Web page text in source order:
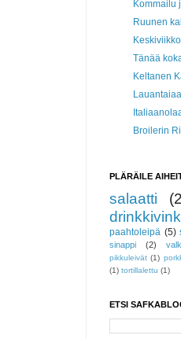
Kommailu
Ruunen
Tänää
Keltanen
Broilerin
PLÄRÄILE
salaatti
paahtoleipä (5)
sinappi
(2)
pikkuleivät (1)
(1) tortillalettu (1)
ETSI